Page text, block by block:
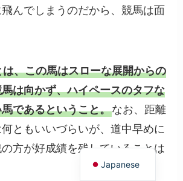
んでしまうのだから、競馬は面
、この馬はスローな展開からの
は向かず、ハイペースのタフな
であるということ。なお、距離
ともいいづらいが、道中早めに
方が好成績を残していることは
Japanese
English